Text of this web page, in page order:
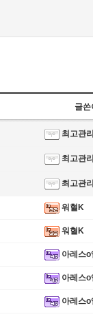
글쓴
최고관
최고관
최고관
워혈K
워혈K
아레스o
아레스o
아레스o